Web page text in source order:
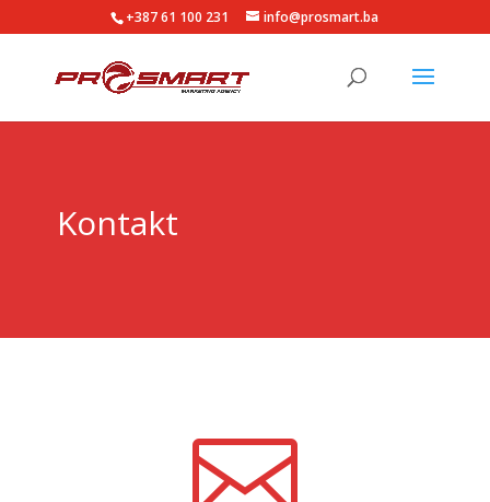
+387 61 100 231 info@prosmart.ba
Kontakt
